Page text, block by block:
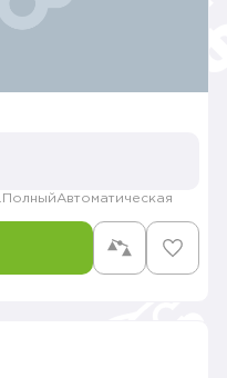
ПолныйАвтоматическая